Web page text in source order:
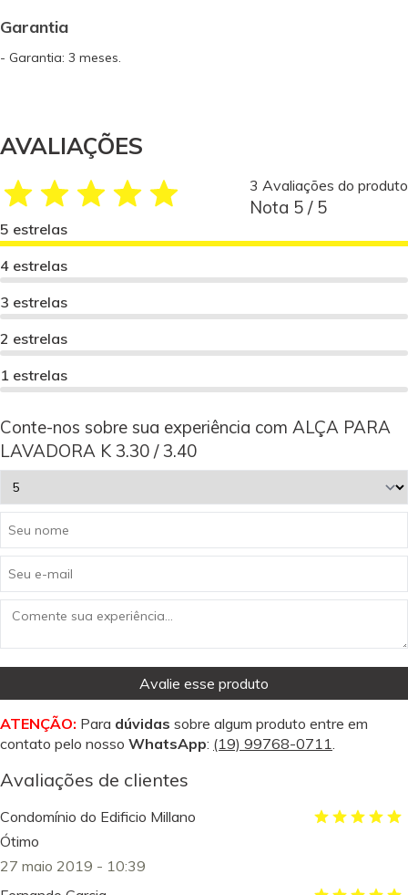
Garantia
- Garantia: 3 meses.
AVALIAÇÕES
3 Avaliações do produto
Nota 5 / 5
5 estrelas
4 estrelas
3 estrelas
2 estrelas
1 estrelas
Conte-nos sobre sua experiência com ALÇA PARA
LAVADORA K 3.30 / 3.40
Avalie esse produto
ATENÇÃO: Para dúvidas sobre algum produto entre em
contato pelo nosso WhatsApp: (19) 99768-0711.
Avaliações de clientes
Condomínio do Edificio Millano
Ótimo
27 maio 2019 - 10:39